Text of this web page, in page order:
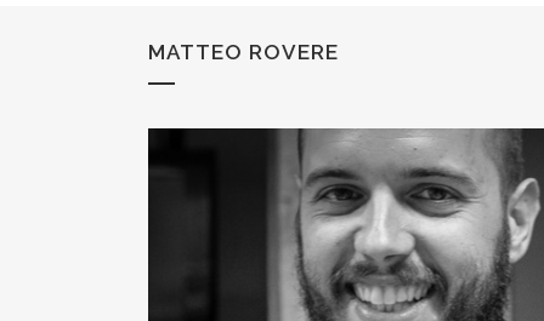
MATTEO ROVERE